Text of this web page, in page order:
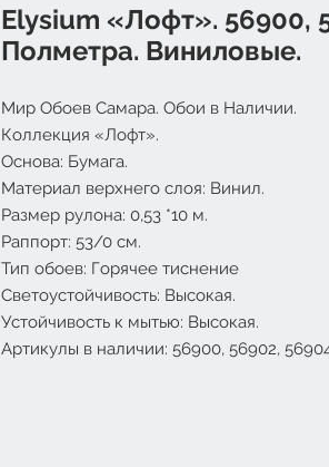
Elysium «Лофт». 56900,
Полметра. Виниловые.
Мир Обоев Самара. Обои в Наличии.
Коллекция «Лофт».
Основа: Бумага.
Материал верхнего слоя: Винил.
Размер рулона: 0,53 *10 м.
Раппорт: 53/0 см.
Тип обоев: Горячее тиснение
Светоустойчивость: Высокая.
Устойчивость к мытью: Высокая.
Артикулы в наличии: 56900, 56902,